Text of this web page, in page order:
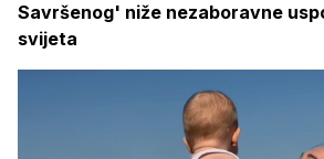
Savršenog' niže nezaboravne
svijeta